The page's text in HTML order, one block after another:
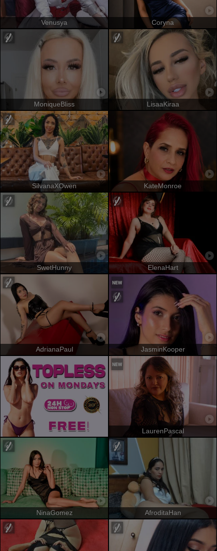
Venusya Coryna
MoniqueBliss LisaaKiraa
SilvanaXOwen KateMonroe
SwetHunny ElenaHart
AdrianaPaul JasminKooper
LaurenPascal
NinaGomez AfroditaHan